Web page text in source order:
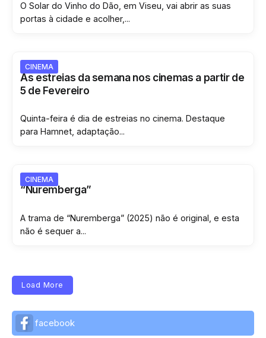
facebook
O Solar do Vinho do Dão, em Viseu, vai abrir as suas
portas à cidade e acolher,...
CINEMA
As estreias da semana nos cinemas a partir de
5 de Fevereiro
Quinta-feira é dia de estreias no cinema. Destaque
para Hamnet, adaptação...
CINEMA
“Nuremberga”
A trama de “Nuremberga” (2025) não é original, e esta
não é sequer a...
Load More